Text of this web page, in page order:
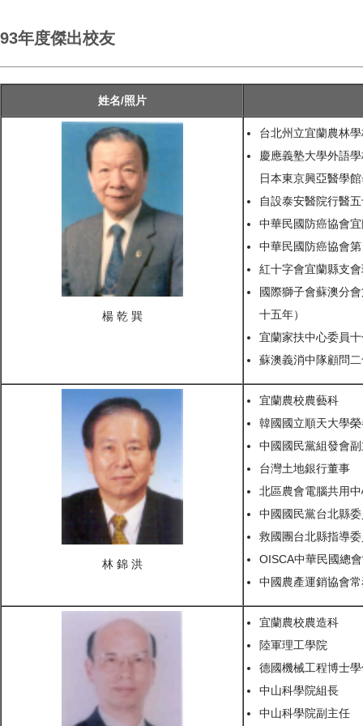
93年度傑出校友
姓名/照片
楊 乾 巽
台北州立宜蘭農林
慶應義塾大學外語
日本東京興亞醫學
自設泰安醫院行醫
中華民國防癌協會
中華民國防癌協會
紅十字會宜蘭縣支
國際獅子會蘇澳分
十五年）
宜蘭家扶中心委員
蘇澳義消中隊顧問
林 錦 洪
宜蘭農校農藝科
韓國國立順天大學
中國國民黨組發會
台灣土地銀行董事
北區農會電腦共用
中國國民黨台北縣
救國團台北縣指導
OISCA中華民國總
中國農產運銷協會
宜蘭農校農造科
陸軍理工學院
德國機械工程博士
中山科學院組長
中山科學院副主任